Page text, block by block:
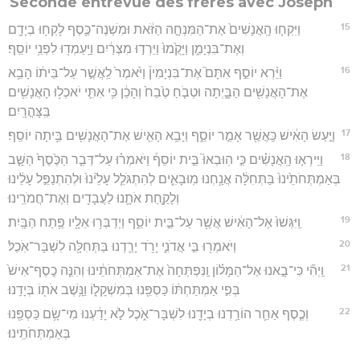
15
וַיִּקְח֤וּ הָֽאֲנָשִׁים֙ אֶת־הַמִּנְחָ֣ה הַזֹּ֔את וּמִשְׁנֶה־כֶּ֛סֶף לָקְח֥וּ בְיָדָ֖ם
וְאֶת־בִּנְיָמִ֑ן וַיָּקֻ֙מוּ֙ וַיֵּרְד֣וּ מִצְרַ֔יִם וַיַּֽעַמְד֖וּ לִפְנֵ֥י יוֹסֵֽף׃
16
וַיַּ֨רְא יוֹסֵ֣ף אִתָּם֮ אֶת־בִּנְיָמִין֒ וַיֹּ֙אמֶר֙ לַֽאֲשֶׁ֣ר עַל־בֵּית֔וֹ הָבֵ֥א
אֶת־הָאֲנָשִׁ֖ים הַבָּ֑יְתָה וּטְבֹ֤חַ טֶ֙בַח֙ וְהָכֵ֔ן כִּ֥י אִתִּ֛י יֹאכְל֥וּ הָאֲנָשִׁ֖ים
בַּֽצָּהֳרָֽיִם׃
17 וַיַּ֣עַשׂ הָאִ֔ישׁ כַּֽאֲשֶׁ֖ר אָמַ֣ר יוֹסֵ֑ף וַיָּבֵ֥א הָאִ֛ישׁ אֶת־הָאֲנָשִׁ֖ים בֵּ֥יתָה יוֹסֵֽף׃
18
וַיִּֽירְא֣וּ הָֽאֲנָשִׁ֗ים כִּ֣י הֽוּבְאוּ֮ בֵּ֣ית יוֹסֵף֒ וַיֹּאמְר֗וּ עַל־דְּבַ֤ר הַכֶּ֙סֶף֙ הַשָּׁ֤ב
בְּאַמְתְּחֹתֵ֙ינוּ֙ בַּתְּחִלָּ֔ה אֲנַ֖חְנוּ מֽוּבָאִ֑ים לְהִתְגֹּלֵ֤ל עָלֵ֙ינוּ֙ וּלְהִתְנַפֵּ֣ל עָלֵ֔ינוּ
וְלָקַ֧חַת אֹתָ֛נוּ לַעֲבָדִ֖ים וְאֶת־חֲמֹרֵֽינוּ׃
19 וַֽיִּגְּשׁוּ֙ אֶל־הָאִ֔ישׁ אֲשֶׁ֖ר עַל־בֵּ֣ית יוֹסֵ֑ף וַיְדַבְּר֥וּ אֵלָ֖יו פֶּ֥תַח הַבָּֽיִת׃
20 וַיֹּאמְר֖וּ בִּ֣י אֲדֹנִ֑י יָרֹ֥ד יָרַ֛דְנוּ בַּתְּחִלָּ֖ה לִשְׁבָּר־אֹֽכֶל׃
21
וַֽיְהִ֞י כִּי־בָ֣אנוּ אֶל־הַמָּל֗וֹן וַֽנִּפְתְּחָה֙ אֶת־אַמְתְּחֹתֵ֔ינוּ וְהִנֵּ֤ה כֶֽסֶף־אִישׁ֙
בְּפִ֣י אַמְתַּחְתּ֔וֹ כַּסְפֵּ֖נוּ בְּמִשְׁקָל֑וֹ וַנָּ֥שֶׁב אֹת֖וֹ בְּיָדֵֽנוּ׃
22
וְכֶ֧סֶף אַחֵ֛ר הוֹרַ֥דְנוּ בְיָדֵ֖נוּ לִשְׁבָּר־אֹ֑כֶל לֹ֣א יָדַ֔עְנוּ מִי־שָׂ֥ם כַּסְפֵּ֖נוּ
בְּאַמְתְּחֹתֵֽינוּ׃